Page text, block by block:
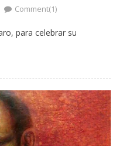
Comment(1)
para celebrar su